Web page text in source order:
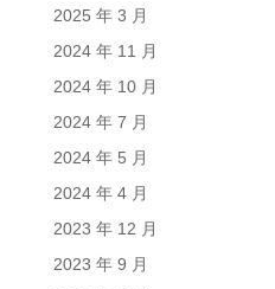
2025 年 3 月
2024 年 11 月
2024 年 10 月
2024 年 7 月
2024 年 5 月
2024 年 4 月
2023 年 12 月
2023 年 9 月